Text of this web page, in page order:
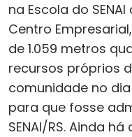
na Escola do
Centro
de 1.059 metros
recursos próprios
comunidade no dia
para que fosse
SENAI/RS. Ainda